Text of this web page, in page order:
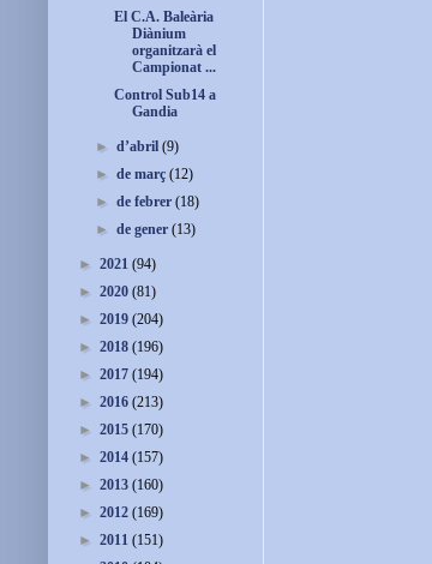
El C.A. Baleària
Diànium
organitzarà el
Campionat ...
Control Sub14 a
Gandia
►d’abril(9)
►de març(12)
►de febrer(18)
►de gener(13)
► 2021 (94)
► 2020 (81)
► 2019 (204)
► 2018 (196)
► 2017 (194)
► 2016 (213)
► 2015 (170)
► 2014 (157)
► 2013 (160)
► 2012 (169)
► 2011 (151)